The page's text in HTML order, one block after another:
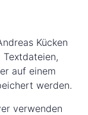
Kücken
Textdateien,
auf einem
werden.
verwenden